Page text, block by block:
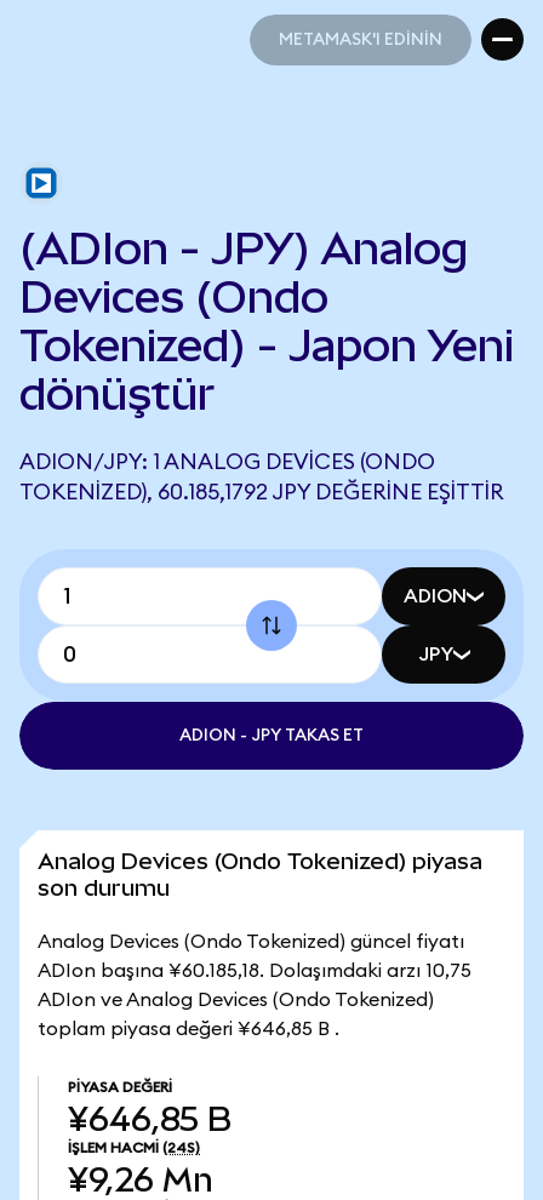
METAMASK'I EDİNİN
(ADIon - JPY) Analog
Devices (Ondo
Tokenized) - Japon Yeni
dönüştür
ADION/JPY: 1 ANALOG DEVICES (ONDO
TOKENIZED), 60.185,1792 JPY DEĞERINE EŞITTIR
ADION
JPY
ADION - JPY TAKAS ET
Analog Devices (Ondo Tokenized) piyasa
son durumu
Analog Devices (Ondo Tokenized) güncel fiyatı
ADIon başına ¥60.185,18. Dolaşımdaki arzı 10,75
ADIon ve Analog Devices (Ondo Tokenized)
toplam piyasa değeri ¥646,85 B .
PIYASA DEĞERI
¥646,85 B
İŞLEM HACMI (24S)
¥9,26 Mn